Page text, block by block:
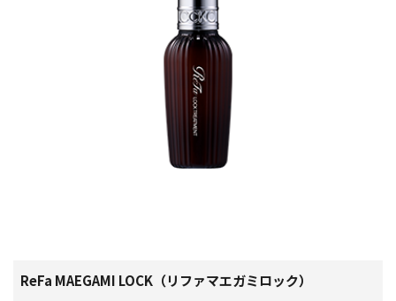
ReFa MAEGAMI LOCK（リファマエガミロック）